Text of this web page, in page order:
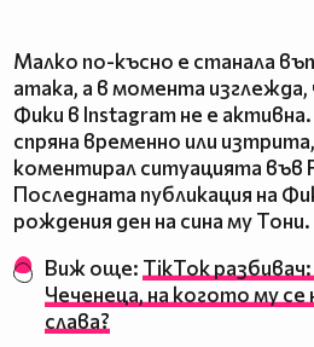
Малко по-късно е станала
атака, а в момента изглежда,
Фики в Instagram не е
спряна временно или
коментирал ситуацията във
Последната публикация на
рождения ден на сина му Тони.
Виж още: TikTok
Чеченеца, на когото му се
слава?